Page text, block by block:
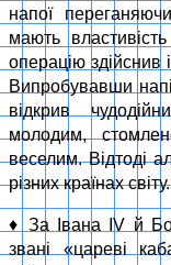
напої
мають
операцiю здiйснив
Випробувавши
вiдкрив
молодим,
веселим. Вiдтодi
рiзних країнах свiту.
♦ За Івана IV й
звані «царевi